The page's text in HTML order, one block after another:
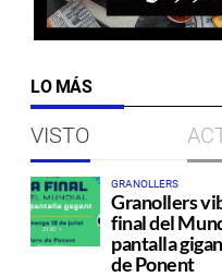
LO MÁS
VISTO
GRANOLLERS
Granollers
final del
pantalla
de Ponent